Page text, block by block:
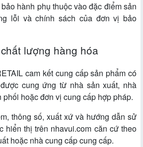
hành phụ thuộc vào đặc điểm sản
lỗi và chính sách của đơn vị bảo
lượng hàng hóa
cam kết cung cấp sản phẩm có
cung ứng từ nhà sản xuất, nhà
phối hoặc đơn vị cung cấp hợp pháp.
thông số, xuất xứ và hướng dẫn sử
hiển thị trên nhavui.com căn cứ theo
hoặc nhà cung cấp cung cấp.